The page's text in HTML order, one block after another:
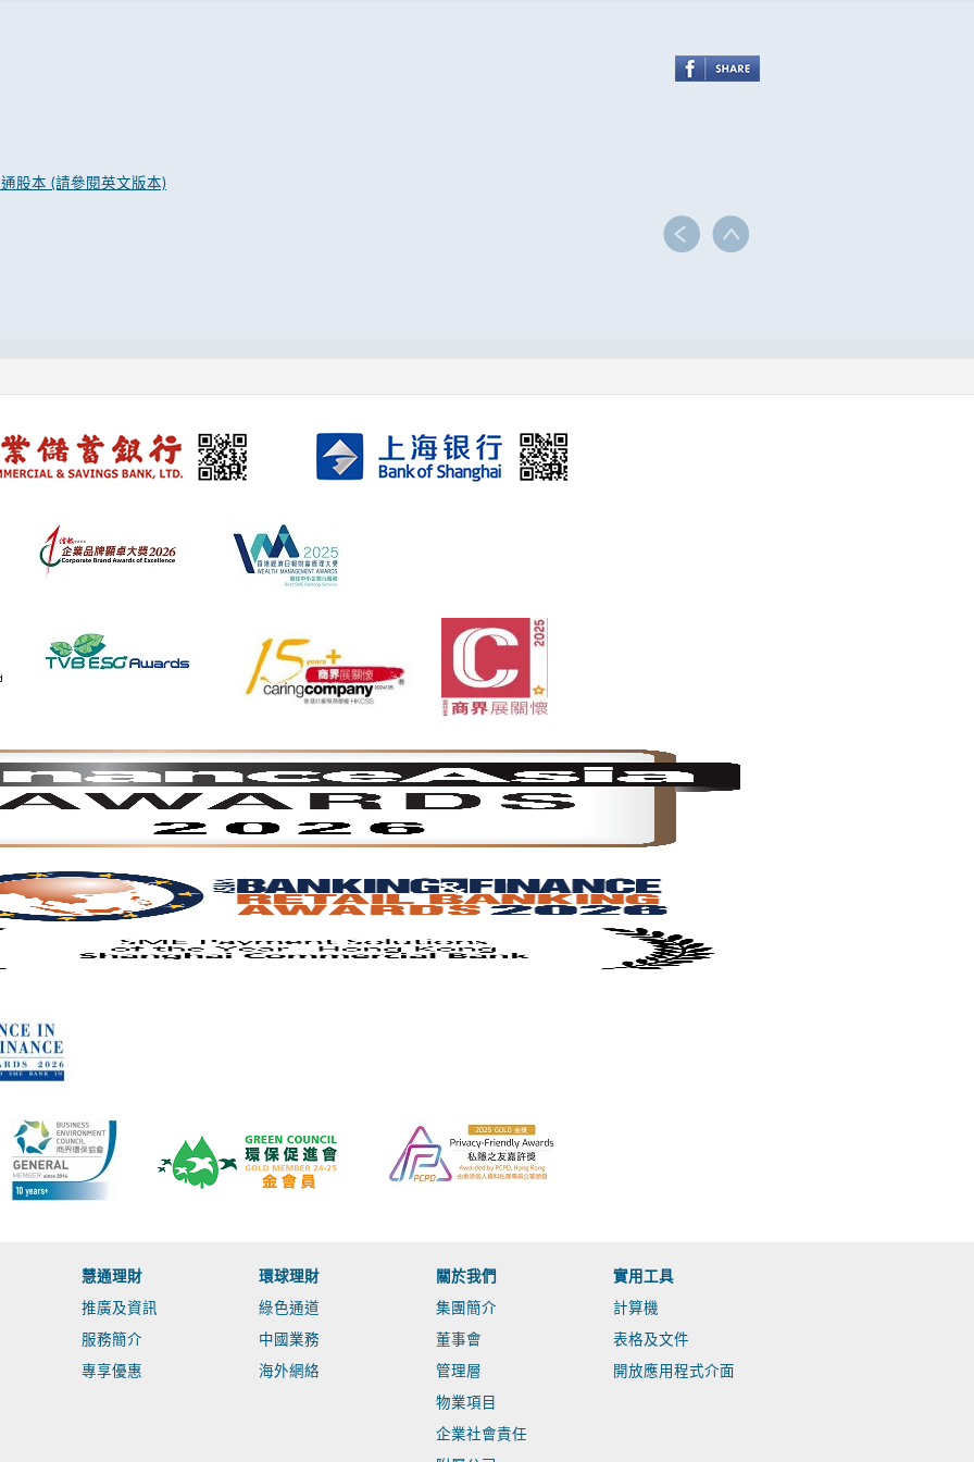
股本 (請參閱英文版本)
慧通理財
推廣及資訊
服務簡介
專享優惠
環球理財
綠色通道
中國業務
海外網絡
關於我們
集團簡介
董事會
管理層
物業項目
企業社會責任
實用工具
計算機
表格及文件
開放應用程式介面